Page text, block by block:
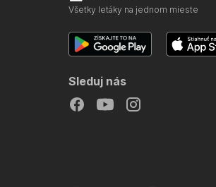
Všetky letáky na jednom mieste
Sleduj nás